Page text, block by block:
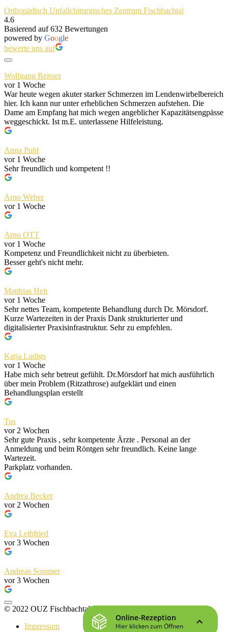
Orthopädisch Unfallchirurgisches Zentrum Fischbachtal
4.6
Basierend auf 632 Bewertungen
powered by Google
bewerte uns auf
Wolfgang Reisser
vor 1 Woche
War heute wegen akuter starker Schmerzen im Lendenwirbelbereich
hier. Ich kann nur unter erheblichen Schmerzen aufstehen. Die
Dame am Empfang hat mich wegen angeblicher Kapazitätsengpässe
weggeschickt. Ist m.E. unterlassene Hilfeleistung.
Anna Puhl
vor 1 Woche
Sehr freundlich und kompetent !!
Arno Weber
vor 1 Woche
Arno OTT
vor 1 Woche
Kompetenz und Freundlichkeit nicht zu überbieten.
Besser geht's nicht mehr.
Matthias Heit
vor 1 Woche
Sehr nettes Team, kompetente Behandlung durch Dr. Mörsdorf.
Kurze Wartezeiten in der Praxis Dank strukturierter und
digitalisierter Praxisinfrastruktur. Sehr zu empfehlen.
Katja Ludigs
vor 1 Woche
Habe mich sehr betreut gefühlt. Dr.Mörsdorf hat mich ausführlich
über mein Problem (Ritzathrose) aufgeklärt und einen
Behandlungsplan erstellt
Tus
vor 2 Wochen
Sehr gute Praxis , sehr kompetente Ärzte . Personal an der
Anmeldung und beim Röntgen sehr freundlich. Keine lange
Wartezeit.
Parkplatz vorhanden.
Andrea Becker
vor 2 Wochen
Eva Leibfried
vor 3 Wochen
Andreas Sommer
vor 3 Wochen
© 2022 OUZ Fischbachtal
Impressum